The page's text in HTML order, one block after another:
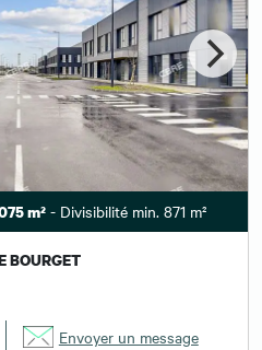
m²- Divisibilité min. 871 m²
Envoyer un message